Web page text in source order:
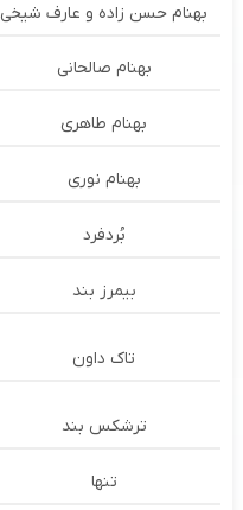
بهنام حسن زاده و عارف شیخی
بهنام صالحانی
بهنام طاهری
بهنام نوری
بُردفرد
بیمرز بند
تاک داون
ترشكس بند
تنها